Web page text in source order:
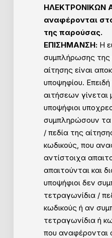
ΗΛΕΚΤΡΟΝΙΚΩΝ
αναφέρονται
της παρούσας.
ΕΠΙΣΗΜΑΝΣΗ: Η
συμπλήρωσης της
αίτησης είναι
υποψηφίου.
αιτήσεων γίνεται
υποψήφιοι
συμπληρώσουν τα
/ πεδία της
κωδικούς, που
αντίστοιχα
απαιτούνται και
υποψήφιοι δεν
τετραγωνίδια /
κωδικούς ή αν
τετραγωνίδια ή
που αναφέρονται